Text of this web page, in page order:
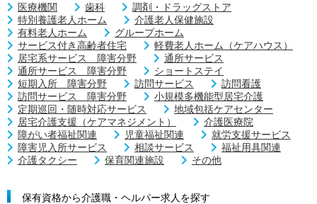
医療機関 歯科
調剤・ドラッグストア
特別養護老人ホーム
介護老人保健施設
有料老人ホーム
グループホーム
サービス付き高齢者住宅
軽費老人ホーム（ケアハウス）
居宅系サービス 障害分野
通所サービス
通所サービス 障害分野
ショートステイ
短期入所 障害分野
訪問サービス
訪問看護
訪問サービス 障害分野
小規模多機能型居宅介護
定期巡回・随時対応サービス
地域包括ケアセンター
居宅介護支援（ケアマネジメント）
介護医療院
障がい者福祉関連
児童福祉関連
就労支援サービス
障害児入所サービス
相談サービス
福祉用具関連
介護タクシー
保育関連施設 その他
保有資格から介護職・ヘルパー求人を探す